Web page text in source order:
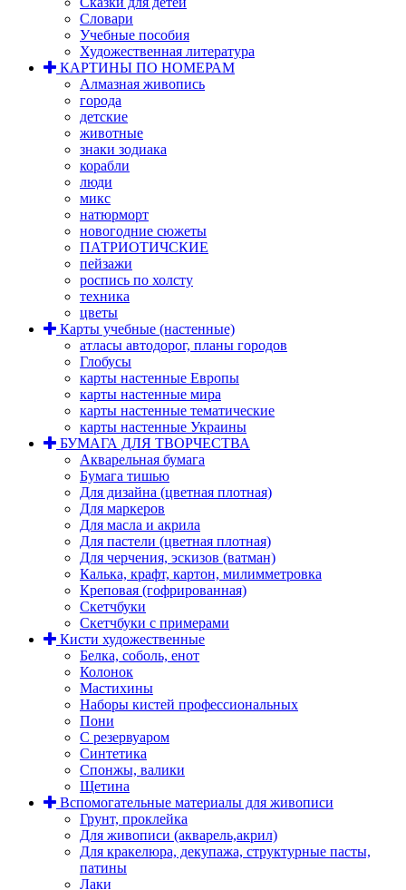
Словари
Учебные пособия
Художественная литература
КАРТИНЫ ПО НОМЕРАМ
Алмазная живопись
города
детские
животные
знаки зодиака
корабли
люди
микс
натюрморт
новогодние сюжеты
ПАТРИОТИЧСКИЕ
пейзажи
роспись по холсту
техника
цветы
Карты учебные (настенные)
атласы автодорог, планы городов
Глобусы
карты настенные Европы
карты настенные мира
карты настенные тематические
карты настенные Украины
БУМАГА ДЛЯ ТВОРЧЕСТВА
Акварельная бумага
Бумага тишью
Для дизайна (цветная плотная)
Для маркеров
Для масла и акрила
Для пастели (цветная плотная)
Для черчения, эскизов (ватман)
Калька, крафт, картон, милимметровка
Креповая (гофрированная)
Скетчбуки
Скетчбуки с примерами
Кисти художественные
Белка, соболь, енот
Колонок
Мастихины
Наборы кистей профессиональных
Пони
С резервуаром
Синтетика
Спонжы, валики
Щетина
Вспомогательные материалы для живописи
Грунт, проклейка
Для живописи (акварель,акрил)
Для кракелюра, декупажа, структурные пасты,
патины
Лаки